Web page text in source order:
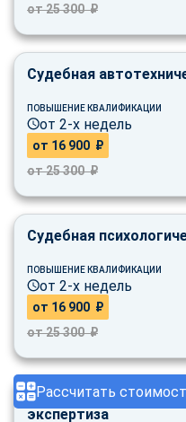
Рассчитать
от 25 300 ₽
Судебная
ПОВЫШЕНИЕ КВАЛИФИКАЦИИ
от 2-х недель
от 16 900 ₽
от 25 300 ₽
Судебная
ПОВЫШЕНИЕ КВАЛИФИКАЦИИ
от 2-х недель
от 16 900 ₽
от 25 300 ₽
Судебная
экспертиза